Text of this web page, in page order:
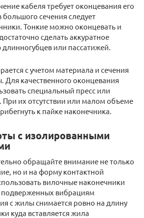
кабеля требует оконцевания его
сечения следует
Тонкие можно оконцевать и
сделать аккуратное
или пассатижей.
с учетом материала и сечения
качественного оконцевания
специальный пресс или
их отсутствии или малом объеме
к пайке наконечника.
с изолированными
обращайте внимание не только
но и на форму контактной
вилочные наконечники
вибрациям
с жилы снимается ровно на длину
куда вставляется жила